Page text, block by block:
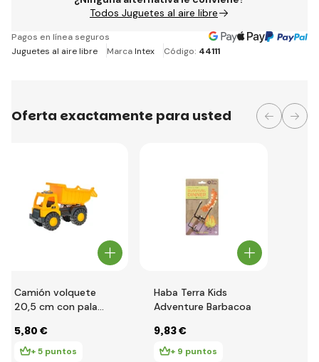
Todos Juguetes al aire libre
Pagos en línea seguros
Juguetes al aire libre
MarcaIntex Código: 44111
Oferta exactamente para usted
Camión volquete
20,5 cm con pala
5,80 €
+ 5 puntos
Haba Terra Kids
Adventure Barbacoa
9,83 €
+ 9 puntos